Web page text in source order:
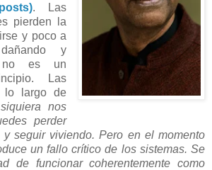
. Las
pierden la
y poco a
y
no es un
Las
lo largo de
nos
perder
y seguir viviendo. Pero en el momento
un fallo crítico de los sistemas. Se
de funcionar coherentemente como